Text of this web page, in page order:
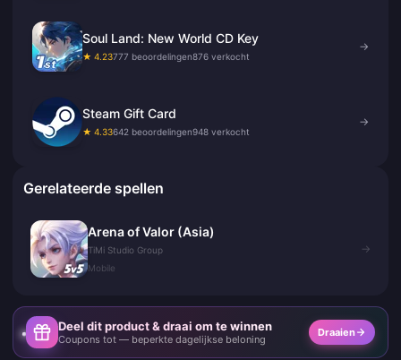
Soul Land: New World CD Key
★ 4.23777 beoordelingen876 verkocht
→
Steam Gift Card
★ 4.33642 beoordelingen948 verkocht
→
Gerelateerde spellen
Arena of Valor (Asia)
TiMi Studio Group
Mobile
→
Deel dit product & draai om te winnen
Coupons tot — beperkte dagelijkse beloning
Draaien